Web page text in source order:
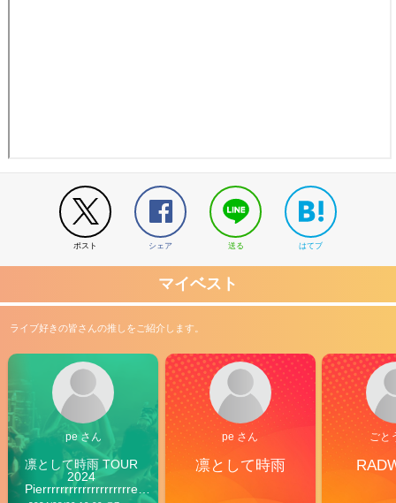
ポスト シェア 送る はてブ
マイベスト
ライブ好きの皆さんの推しをご紹介します。
pe さん
凛として時雨 TOUR
2024
Pierrrrrrrrrrrrrrrrrrrre
pe さん
凛として時雨
ごと